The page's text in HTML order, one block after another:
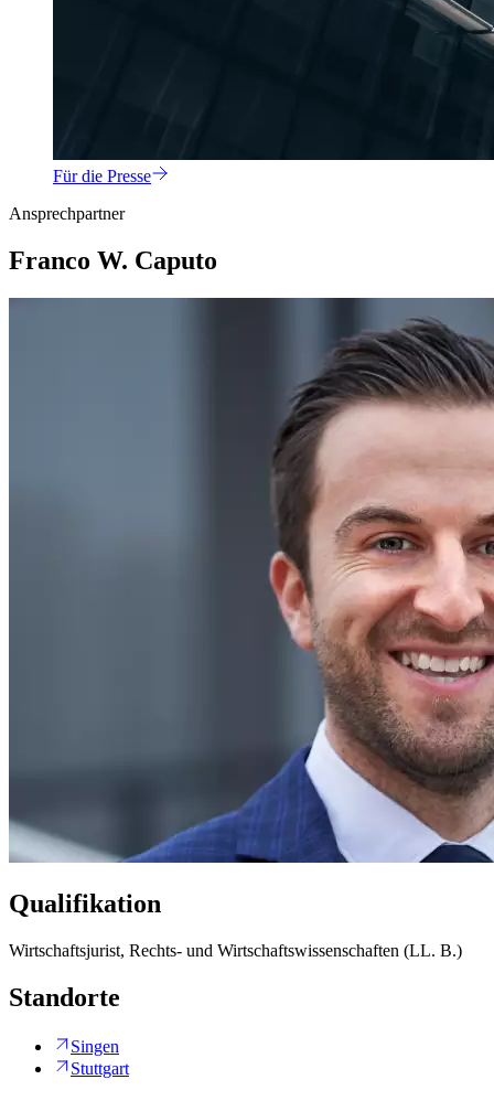
Für die Presse
Ansprechpartner
Franco W. Caputo
Qualifikation
Wirtschaftsjurist, Rechts- und Wirtschaftswissenschaften (LL. B.)
Standorte
Singen
Stuttgart